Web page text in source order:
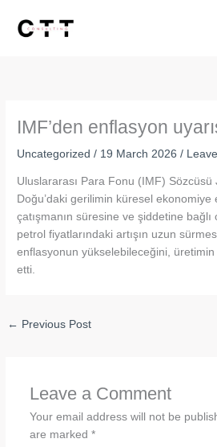
IMF’den enflasyon
Uncategorized / 19 March 2026/
Uluslararası Para Fonu (IMF) Sözcüsü
Doğu’daki gerilimin küresel
çatışmanın süresine ve şiddetine bağlı
petrol fiyatlarındaki artışın uzun
enflasyonun yükselebileceğini,
etti.
← Previous Post
Leave a Comment
Your email address will not be
are marked *